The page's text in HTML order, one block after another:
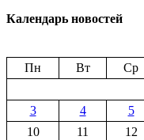
Календарь новостей
Пн
Вт Ср
3
4 5
10
11 12